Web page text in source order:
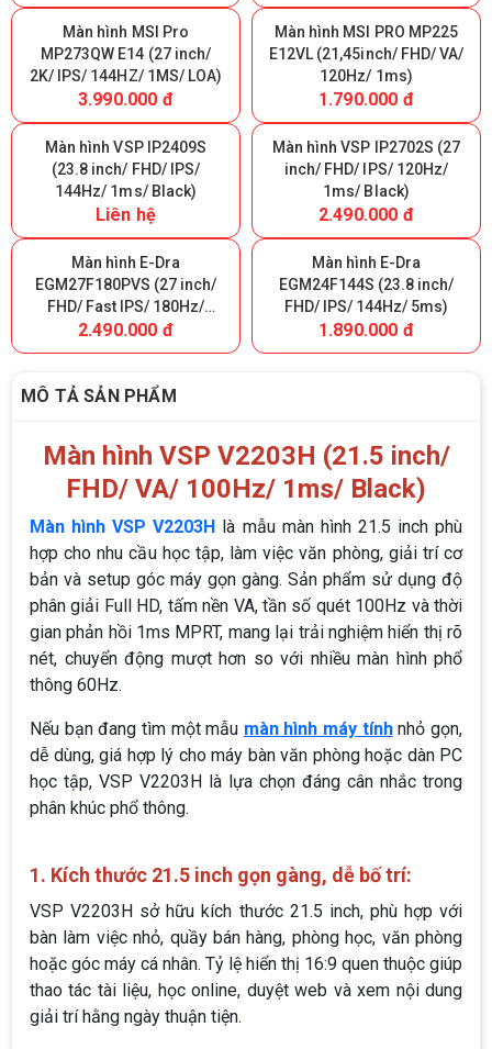
Màn hình MSI Pro
MP273QW E14 (27 inch/
2K/ IPS/ 144HZ/ 1MS/ LOA)
3.990.000 đ
Màn hình MSI PRO MP225
E12VL (21,45inch/ FHD/ VA/
120Hz/ 1ms)
1.790.000 đ
Màn hình VSP IP2409S
(23.8 inch/ FHD/ IPS/
144Hz/ 1ms/ Black)
Liên hệ
Màn hình VSP IP2702S (27
inch/ FHD/ IPS/ 120Hz/
1ms/ Black)
2.490.000 đ
Màn hình E-Dra
EGM27F180PVS (27 inch/
FHD/ Fast IPS/ 180Hz/
0.5ms)
2.490.000 đ
Màn hình E-Dra
EGM24F144S (23.8 inch/
FHD/ IPS/ 144Hz/ 5ms)
1.890.000 đ
MÔ TẢ SẢN PHẨM
Màn hình VSP V2203H (21.5 inch/
FHD/ VA/ 100Hz/ 1ms/ Black)
Màn hình VSP V2203H là mẫu màn hình 21.5 inch phù
hợp cho nhu cầu học tập, làm việc văn phòng, giải trí cơ
bản và setup góc máy gọn gàng. Sản phẩm sử dụng độ
phân giải Full HD, tấm nền VA, tần số quét 100Hz và thời
gian phản hồi 1ms MPRT, mang lại trải nghiệm hiển thị rõ
nét, chuyển động mượt hơn so với nhiều màn hình phổ
thông 60Hz.
Nếu bạn đang tìm một mẫu màn hình máy tínhnhỏ gọn,
dễ dùng, giá hợp lý cho máy bàn văn phòng hoặc dàn PC
học tập, VSP V2203H là lựa chọn đáng cân nhắc trong
phân khúc phổ thông.
1. Kích thước 21.5 inch gọn gàng, dễ bố trí:
VSP V2203H sở hữu kích thước 21.5 inch, phù hợp với
bàn làm việc nhỏ, quầy bán hàng, phòng học, văn phòng
hoặc góc máy cá nhân. Tỷ lệ hiển thị 16:9 quen thuộc giúp
thao tác tài liệu, học online, duyệt web và xem nội dung
giải trí hằng ngày thuận tiện.